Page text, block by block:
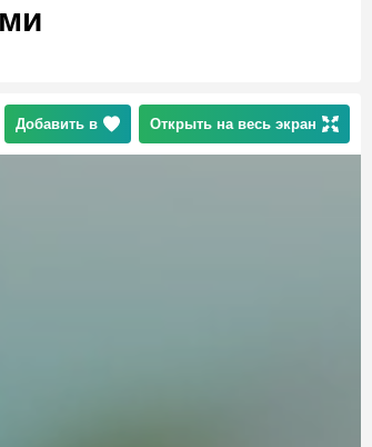
Добавить в Открыть на весь экран